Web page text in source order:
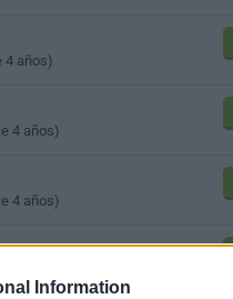
Information
4 años)
4 años)
4 años)